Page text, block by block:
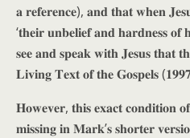
𝐚 𝐫𝐞𝐟𝐞𝐫𝐞𝐧𝐜𝐞), 𝐚𝐧𝐝 𝐭𝐡𝐚𝐭 𝐰𝐡𝐞𝐧
‘𝐭𝐡𝐞𝐢𝐫 𝐮𝐧𝐛𝐞𝐥𝐢𝐞𝐟 𝐚𝐧𝐝 𝐡𝐚𝐫𝐝𝐧𝐞𝐬𝐬 𝐨𝐟
𝐬𝐞𝐞 𝐚𝐧𝐝 𝐬𝐩𝐞𝐚𝐤 𝐰𝐢𝐭𝐡 𝐉𝐞𝐬𝐮𝐬 𝐭𝐡𝐚𝐭
𝐋𝐢𝐯𝐢𝐧𝐠 𝐓𝐞𝐱𝐭 𝐨𝐟 𝐭𝐡𝐞 𝐆𝐨𝐬𝐩𝐞𝐥𝐬
𝐇𝐨𝐰𝐞𝐯𝐞𝐫, 𝐭𝐡𝐢𝐬 𝐞𝐱𝐚𝐜𝐭 𝐜𝐨𝐧𝐝𝐢𝐭𝐢𝐨𝐧
𝐦𝐢𝐬𝐬𝐢𝐧𝐠 𝐢𝐧 𝐌𝐚𝐫𝐤’𝐬 𝐬𝐡𝐨𝐫𝐭𝐞𝐫